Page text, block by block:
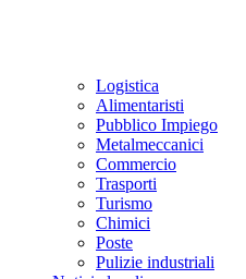
Logistica
Alimentaristi
Pubblico Impiego
Metalmeccanici
Commercio
Trasporti
Turismo
Chimici
Poste
Pulizie industriali